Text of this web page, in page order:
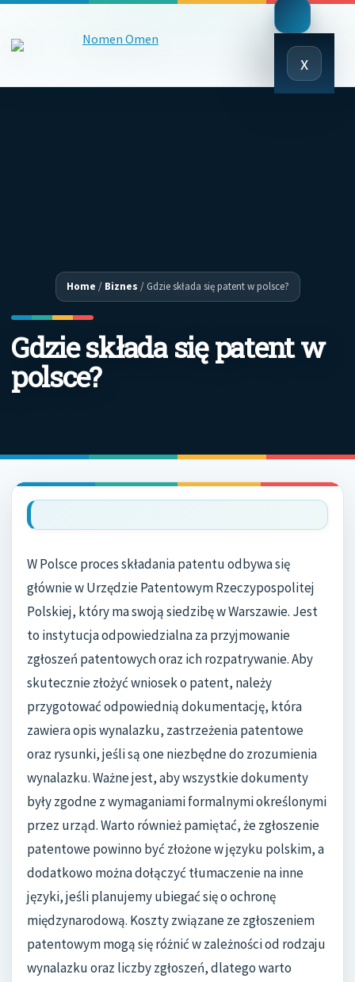
x
Close
Menu
Home / Biznes / Gdzie składa się patent w polsce?
Gdzie składa się patent w
polsce?
W Polsce proces składania patentu odbywa się
głównie w Urzędzie Patentowym Rzeczypospolitej
Polskiej, który ma swoją siedzibę w Warszawie. Jest
to instytucja odpowiedzialna za przyjmowanie
zgłoszeń patentowych oraz ich rozpatrywanie. Aby
skutecznie złożyć wniosek o patent, należy
przygotować odpowiednią dokumentację, która
zawiera opis wynalazku, zastrzeżenia patentowe
oraz rysunki, jeśli są one niezbędne do zrozumienia
wynalazku. Ważne jest, aby wszystkie dokumenty
były zgodne z wymaganiami formalnymi określonymi
przez urząd. Warto również pamiętać, że zgłoszenie
patentowe powinno być złożone w języku polskim, a
dodatkowo można dołączyć tłumaczenie na inne
języki, jeśli planujemy ubiegać się o ochronę
międzynarodową. Koszty związane ze zgłoszeniem
patentowym mogą się różnić w zależności od rodzaju
wynalazku oraz liczby zgłoszeń, dlatego warto